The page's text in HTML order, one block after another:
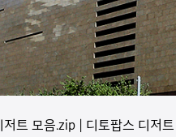
트 모음.zip | 디토팝스 디저트